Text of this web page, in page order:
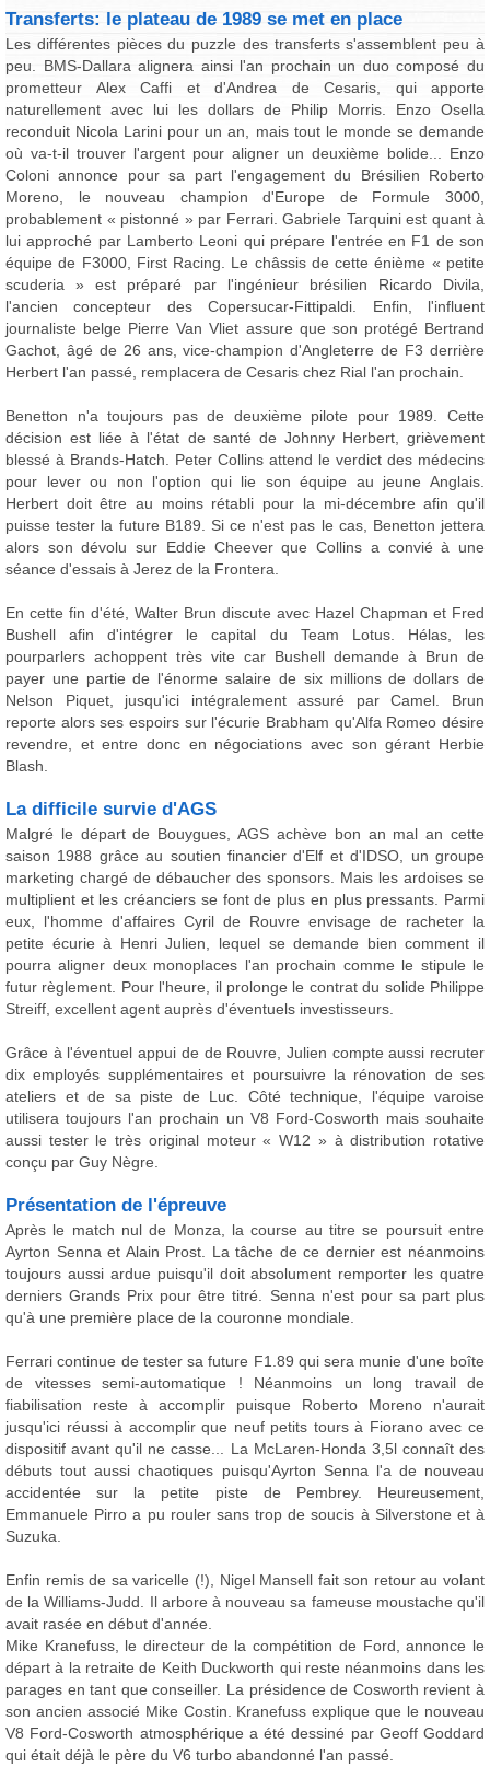
Transferts: le plateau de 1989 se met en place
Les différentes pièces du puzzle des transferts s'assemblent peu à
peu. BMS-Dallara alignera ainsi l'an prochain un duo composé du
prometteur Alex Caffi et d'Andrea de Cesaris, qui apporte
naturellement avec lui les dollars de Philip Morris. Enzo Osella
reconduit Nicola Larini pour un an, mais tout le monde se demande
où va-t-il trouver l'argent pour aligner un deuxième bolide... Enzo
Coloni annonce pour sa part l'engagement du Brésilien Roberto
Moreno, le nouveau champion d'Europe de Formule 3000,
probablement « pistonné » par Ferrari. Gabriele Tarquini est quant à
lui approché par Lamberto Leoni qui prépare l'entrée en F1 de son
équipe de F3000, First Racing. Le châssis de cette énième « petite
scuderia » est préparé par l'ingénieur brésilien Ricardo Divila,
l'ancien concepteur des Copersucar-Fittipaldi. Enfin, l'influent
journaliste belge Pierre Van Vliet assure que son protégé Bertrand
Gachot, âgé de 26 ans, vice-champion d'Angleterre de F3 derrière
Herbert l'an passé, remplacera de Cesaris chez Rial l'an prochain.
Benetton n'a toujours pas de deuxième pilote pour 1989. Cette
décision est liée à l'état de santé de Johnny Herbert, grièvement
blessé à Brands-Hatch. Peter Collins attend le verdict des médecins
pour lever ou non l'option qui lie son équipe au jeune Anglais.
Herbert doit être au moins rétabli pour la mi-décembre afin qu'il
puisse tester la future B189. Si ce n'est pas le cas, Benetton jettera
alors son dévolu sur Eddie Cheever que Collins a convié à une
séance d'essais à Jerez de la Frontera.
En cette fin d'été, Walter Brun discute avec Hazel Chapman et Fred
Bushell afin d'intégrer le capital du Team Lotus. Hélas, les
pourparlers achoppent très vite car Bushell demande à Brun de
payer une partie de l'énorme salaire de six millions de dollars de
Nelson Piquet, jusqu'ici intégralement assuré par Camel. Brun
reporte alors ses espoirs sur l'écurie Brabham qu'Alfa Romeo désire
revendre, et entre donc en négociations avec son gérant Herbie
Blash.
La difficile survie d'AGS
Malgré le départ de Bouygues, AGS achève bon an mal an cette
saison 1988 grâce au soutien financier d'Elf et d'IDSO, un groupe
marketing chargé de débaucher des sponsors. Mais les ardoises se
multiplient et les créanciers se font de plus en plus pressants. Parmi
eux, l'homme d'affaires Cyril de Rouvre envisage de racheter la
petite écurie à Henri Julien, lequel se demande bien comment il
pourra aligner deux monoplaces l'an prochain comme le stipule le
futur règlement. Pour l'heure, il prolonge le contrat du solide Philippe
Streiff, excellent agent auprès d'éventuels investisseurs.
Grâce à l'éventuel appui de de Rouvre, Julien compte aussi recruter
dix employés supplémentaires et poursuivre la rénovation de ses
ateliers et de sa piste de Luc. Côté technique, l'équipe varoise
utilisera toujours l'an prochain un V8 Ford-Cosworth mais souhaite
aussi tester le très original moteur « W12 » à distribution rotative
conçu par Guy Nègre.
Présentation de l'épreuve
Après le match nul de Monza, la course au titre se poursuit entre
Ayrton Senna et Alain Prost. La tâche de ce dernier est néanmoins
toujours aussi ardue puisqu'il doit absolument remporter les quatre
derniers Grands Prix pour être titré. Senna n'est pour sa part plus
qu'à une première place de la couronne mondiale.
Ferrari continue de tester sa future F1.89 qui sera munie d'une boîte
de vitesses semi-automatique ! Néanmoins un long travail de
fiabilisation reste à accomplir puisque Roberto Moreno n'aurait
jusqu'ici réussi à accomplir que neuf petits tours à Fiorano avec ce
dispositif avant qu'il ne casse... La McLaren-Honda 3,5l connaît des
débuts tout aussi chaotiques puisqu'Ayrton Senna l'a de nouveau
accidentée sur la petite piste de Pembrey. Heureusement,
Emmanuele Pirro a pu rouler sans trop de soucis à Silverstone et à
Suzuka.
Enfin remis de sa varicelle (!), Nigel Mansell fait son retour au volant
de la Williams-Judd. Il arbore à nouveau sa fameuse moustache qu'il
avait rasée en début d'année.
Mike Kranefuss, le directeur de la compétition de Ford, annonce le
départ à la retraite de Keith Duckworth qui reste néanmoins dans les
parages en tant que conseiller. La présidence de Cosworth revient à
son ancien associé Mike Costin. Kranefuss explique que le nouveau
V8 Ford-Cosworth atmosphérique a été dessiné par Geoff Goddard
qui était déjà le père du V6 turbo abandonné l'an passé.